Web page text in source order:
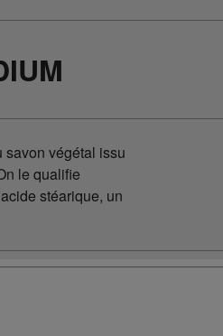
savon végétal issu
le qualifie
stéarique, un